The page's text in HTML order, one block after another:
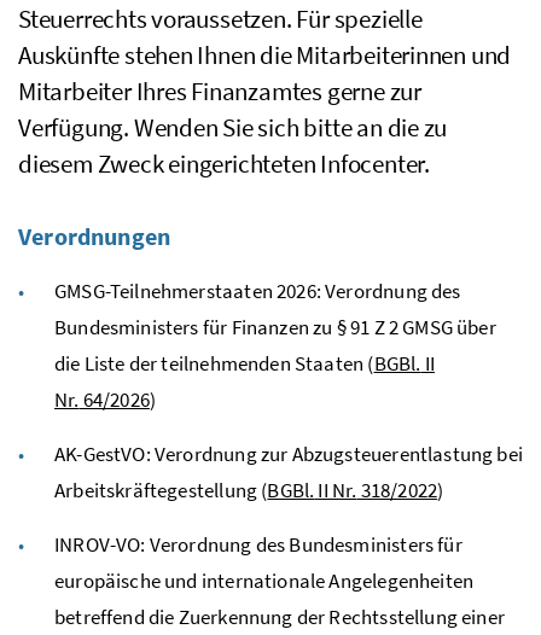
Steuerrechts voraussetzen. Für spezielle
Auskünfte stehen Ihnen die Mitarbeiterinnen und
Mitarbeiter Ihres Finanzamtes gerne zur
Verfügung. Wenden Sie sich bitte an die zu
diesem Zweck eingerichteten Infocenter.
Verordnungen
GMSG-Teilnehmerstaaten 2026: Verordnung des
Bundesministers für Finanzen zu § 91Z2GMSGüber
die Liste der teilnehmenden Staaten (BGBl. II
Nr. 64/2026)
AK-GestVO: Verordnung zur Abzugsteuerentlastung bei
Arbeitskräftegestellung (BGBl. II Nr. 318/2022)
INROV-VO: Verordnung des Bundesministers für
europäische und internationale Angelegenheiten
betreffend die Zuerkennung der Rechtsstellung einer